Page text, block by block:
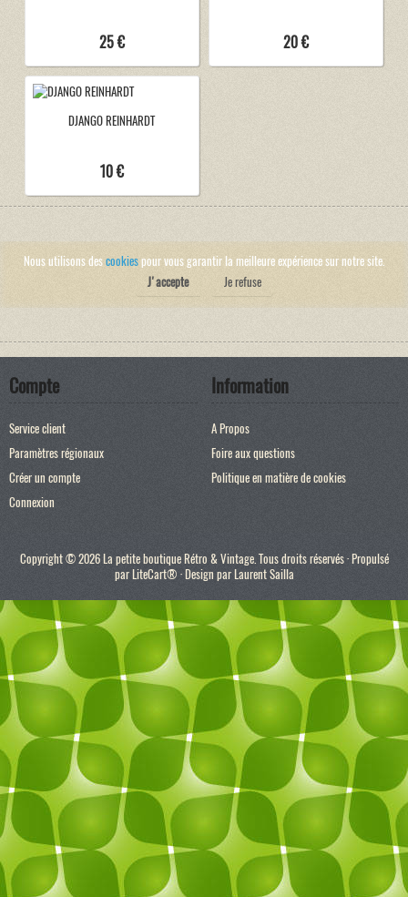
25 € 20 €
DJANGO REINHARDT
10 €
Nous utilisons descookiespour vous garantir la meilleure expérience sur notre site.
J'accepte
Je refuse
Compte
Service client
Paramètres régionaux
Créer un compte
Connexion
Information
A Propos
Foire aux questions
Politique en matière de cookies
Copyright © 2026 La petite boutique Rétro & Vintage. Tous droits réservés · Propulsé
parLiteCart® · Design parLaurent Sailla